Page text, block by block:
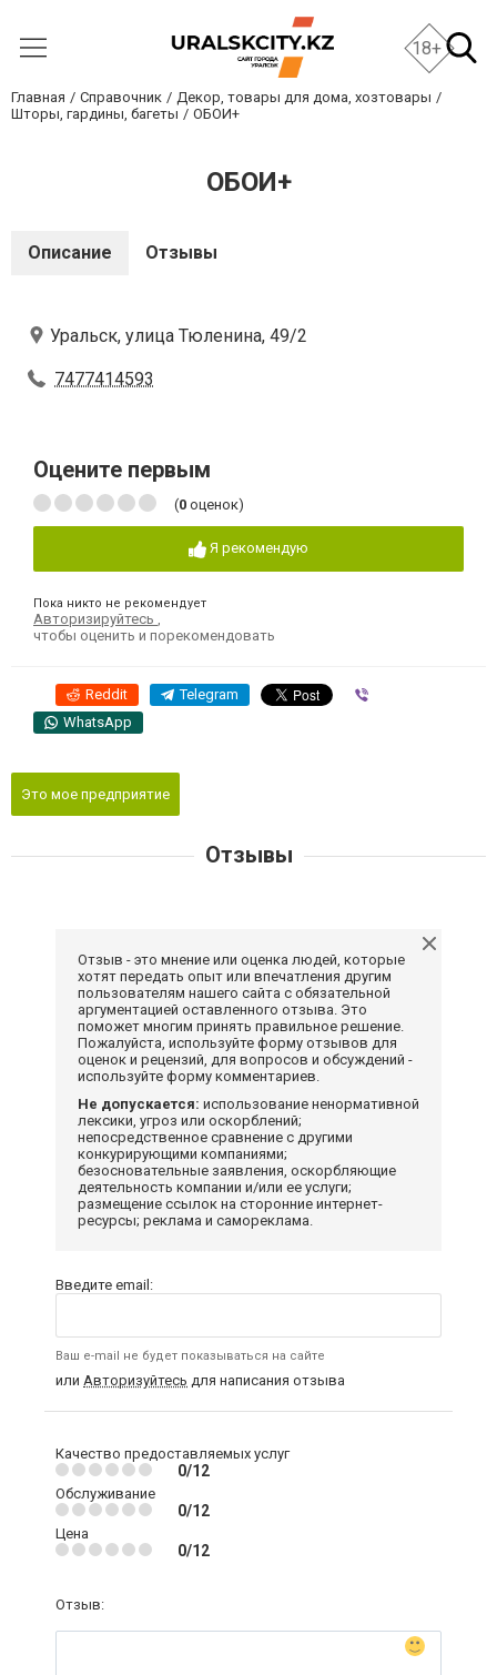
18+
Главная Справочник
Декор, товары для дома, хозтовары
Шторы, гардины, багеты
ОБОИ+
ОБОИ+
Описание Отзывы
Уральск, улица Тюленина, 49/2
7477414593
Оцените первым
(0 оценок)
Я рекомендую
Пока никто не рекомендует
Авторизируйтесь
чтобы оценить и порекомендовать
Reddit Telegram
WhatsApp
Это мое предприятие
Отзывы
Отзыв - это мнение или оценка людей, которые
хотят передать опыт или впечатления другим
пользователям нашего сайта с обязательной
аргументацией оставленного отзыва. Это
поможет многим принять правильное решение.
Пожалуйста, используйте форму отзывов для
оценок и рецензий, для вопросов и обсуждений -
используйте форму комментариев.
Не допускается: использование ненормативной
лексики, угроз или оскорблений;
непосредственное сравнение с другими
конкурирующими компаниями;
безосновательные заявления, оскорбляющие
деятельность компании и/или ее услуги;
размещение ссылок на сторонние интернет-
ресурсы; реклама и самореклама.
Введите email:
Ваш e-mail не будет показываться на сайте
или Авторизуйтесь для написания отзыва
Качество предоставляемых услуг
0/12
Обслуживание
0/12
Цена
0/12
Отзыв: